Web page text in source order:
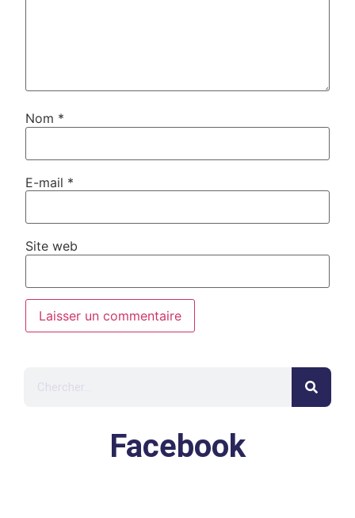
Nom *
E-mail *
Site web
Facebook